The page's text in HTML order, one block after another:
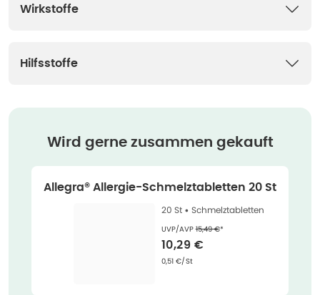
Wirkstoffe
Hilfsstoffe
Wird gerne zusammen gekauft
Allegra® Allergie-Schmelztabletten 20 St
20 St • Schmelztabletten
UVP/AVPEhemaliger Preis (U V P)
15,49 €*
Verkaufspreis
10,29 €
Grundpreis
0,51 €/St